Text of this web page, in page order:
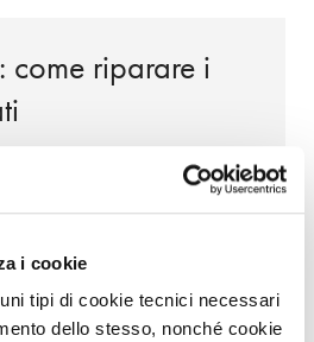
i cookie
tipi di cookie tecnici necessari
dello stesso, nonché cookie
come riparare i
cura specifica è fondamentale
bruciati e secchi come
alla sua naturale